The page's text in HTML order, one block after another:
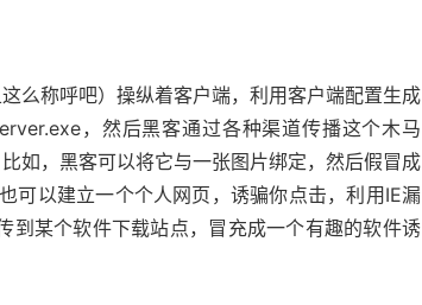
么称呼吧）操纵着客户端，利用客户端配置生成
，然后黑客通过各种渠道传播这个木马
如，黑客可以将它与一张图片绑定，然后假冒成
可以建立一个个人网页，诱骗你点击，利用IE漏
到某个软件下载站点，冒充成一个有趣的软件诱